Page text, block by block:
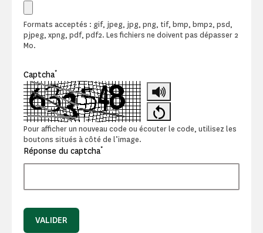
Formats acceptés : gif, jpeg, jpg, png, tif, bmp, bmp2, psd,
pjpeg, xpng, pdf, pdf2. Les fichiers ne doivent pas dépasser 2
Mo.
Captcha*
Pour afficher un nouveau code ou écouter le code, utilisez les
boutons situés à côté de l’image.
Réponse du captcha*
VALIDER